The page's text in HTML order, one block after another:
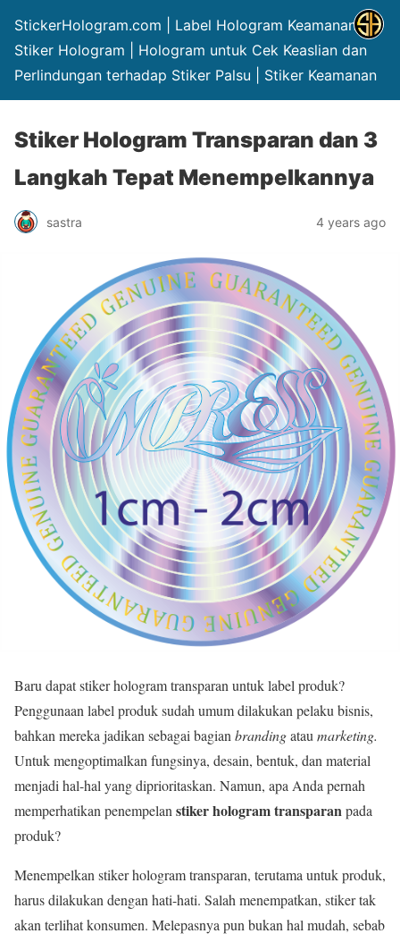
StickerHologram.com | Label Hologram Keamanan |
Stiker Hologram | Hologram untuk Cek Keaslian dan
Perlindungan terhadap Stiker Palsu | Stiker Keamanan
Stiker Hologram Transparan dan 3
Langkah Tepat Menempelkannya
sastra 4 years ago
Baru dapat stiker hologram transparan untuk label produk?
Penggunaan label produk sudah umum dilakukan pelaku bisnis,
bahkan mereka jadikan sebagai bagian brandingatau marketing.
Untuk mengoptimalkan fungsinya, desain, bentuk, dan material
menjadi hal-hal yang diprioritaskan. Namun, apa Anda pernah
memperhatikan penempelan stiker hologram transparanpada
produk?
Menempelkan stiker hologram transparan, terutama untuk produk,
harus dilakukan dengan hati-hati. Salah menempatkan, stiker tak
akan terlihat konsumen. Melepasnya pun bukan hal mudah, sebab